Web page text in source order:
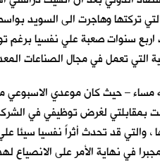
تركتها وهاجرت الى السويد
سنوات صعبة علي نفسيا برغم
تعمل في مجال الصناعات
بمقابلتي لغرض توظيفي في
والتي قد تحدث أثراً نفسيا سيئا
في نهاية الأمر على الانصياع